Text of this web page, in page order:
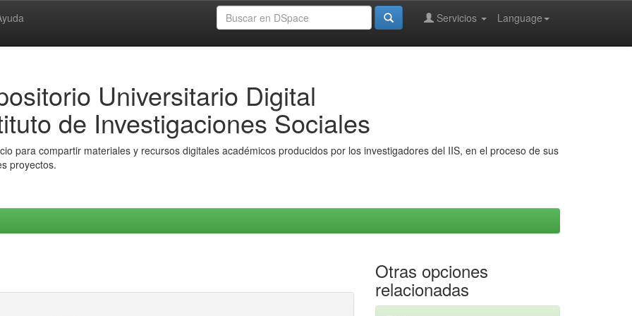
Language
Servicios
Universitario Digital
de Investigaciones Sociales
para compartir materiales y recursos digitales académicos producidos por los investigadores del IIS, en el proceso de sus
proyectos.
Otras opciones
relacionadas